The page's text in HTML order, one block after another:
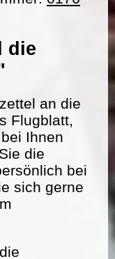
die
an die
Flugblatt,
Ihnen
die
bei
sich gerne